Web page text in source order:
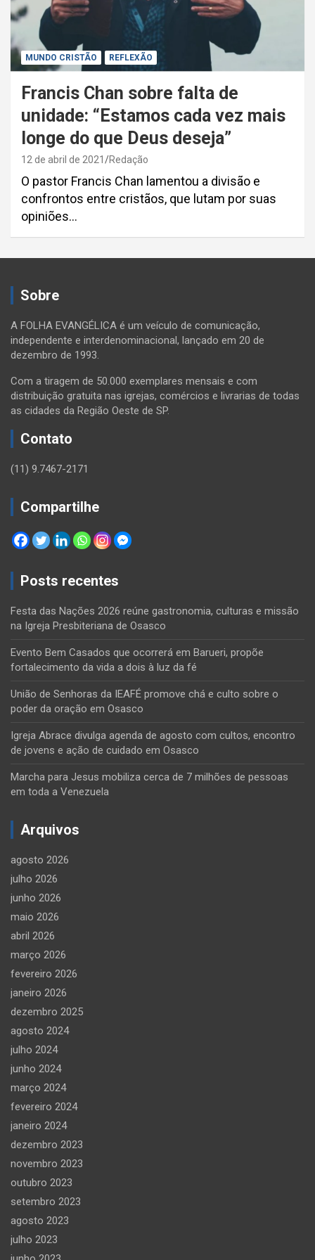
MUNDO CRISTÃO REFLEXÃO
Francis Chan sobre falta de
unidade: “Estamos cada vez mais
longe do que Deus deseja”
12 de abril de 2021 Redação
O pastor Francis Chan lamentou a divisão e
confrontos entre cristãos, que lutam por suas
opiniões…
Sobre
A FOLHA EVANGÉLICA é um veículo de comunicação,
independente e interdenominacional, lançado em 20 de
dezembro de 1993.
Com a tiragem de 50.000 exemplares mensais e com
distribuição gratuita nas igrejas, comércios e livrarias de todas
as cidades da Região Oeste de SP.
Contato
(11) 9.7467-2171
Compartilhe
Posts recentes
Festa das Nações 2026 reúne gastronomia, culturas e missão
na Igreja Presbiteriana de Osasco
Evento Bem Casados que ocorrerá em Barueri, propõe
fortalecimento da vida a dois à luz da fé
União de Senhoras da IEAFÉ promove chá e culto sobre o
poder da oração em Osasco
Igreja Abrace divulga agenda de agosto com cultos, encontro
de jovens e ação de cuidado em Osasco
Marcha para Jesus mobiliza cerca de 7 milhões de pessoas
em toda a Venezuela
Arquivos
agosto 2026
julho 2026
junho 2026
maio 2026
abril 2026
março 2026
fevereiro 2026
janeiro 2026
dezembro 2025
agosto 2024
julho 2024
junho 2024
março 2024
fevereiro 2024
janeiro 2024
dezembro 2023
novembro 2023
outubro 2023
setembro 2023
agosto 2023
julho 2023